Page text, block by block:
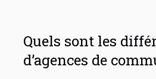
Quels sont les
d’agences de